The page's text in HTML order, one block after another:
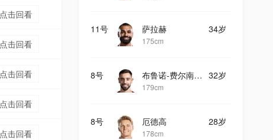
点击回看
点击回看
点击回看
点击回看
点击回看
11号 34岁
萨拉赫
175cm
8号 32岁
布鲁诺-费尔南德斯
179cm
8号 28岁
厄德高
178cm